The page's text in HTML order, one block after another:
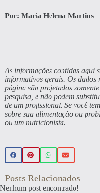
Por: Maria Helena Martins
As informações contidas aqui
informativos gerais. Os dados
página são projetados
pesquisa, e não podem
de um profissional. Se você
sobre sua alimentação ou
ou um nutricionista.
Posts Relacionados
Nenhum post encontrado!